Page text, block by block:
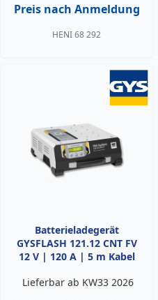
Preis nach Anmeldung
HENI 68 292
Batterieladegerät
GYSFLASH 121.12 CNT FV
12 V | 120 A | 5 m Kabel
Lieferbar ab KW33 2026